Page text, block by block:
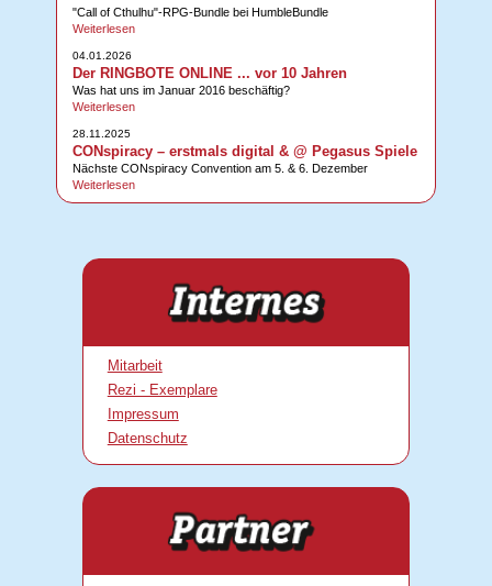
"Call of Cthulhu"-RPG-Bundle bei HumbleBundle
Weiterlesen
04.01.2026
Der RINGBOTE ONLINE ... vor 10 Jahren
Was hat uns im Januar 2016 beschäftig?
Weiterlesen
28.11.2025
CONspiracy – erstmals digital & @ Pegasus Spiele
Nächste CONspiracy Convention am 5. & 6. Dezember
Weiterlesen
Mitarbeit
Rezi - Exemplare
Impressum
Datenschutz